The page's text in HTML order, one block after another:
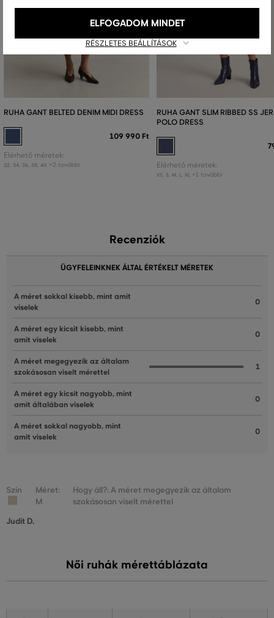
RUHA GANT BELTED DENIM MIDI DRESS
109 990 Ft
Elérhető méretek:
32 34 36 38 40 +2 további
RUHA GANT SLIM RIBBED SS
POLO DRESS
Elérhető méretek:
XS S M L XL +1 további
Recenziók
ÜGYFELEINKNEK ÁLTAL ÉRTÉKELT MÉRETEK
A méret sokkal kisebb, mint amit
viselek
0
A méret egy kicsit kisebb, mint
amit viselek
0
A méret megegyezik az általam
szokásosan viselt mérettel
1
A méret egy kicsit nagyobb, mint
amit általában viselek
0
A méret sokkal nagyobb, mint
amit viselek
0
Szín
Méret:
M
Hogy áll?: A méret megegyezik az általam
szokásosan viselt mérettel
Judit D.
Női ruhák mérettáblázata
RÉSZLETES BEÁLLÍTÁSOK
ELFOGADOM MINDET